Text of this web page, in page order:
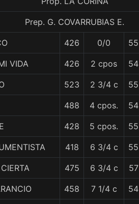
Prep. G. COVARRUBIAS E.
426 0/0 55
VIDA 426 2 cpos 54
523 2 3/4 c 55
488 4 cpos. 54
428 5 cpos. 55
418 6 3/4 c 55
475 6 3/4 c 57
458 7 1/4 c 54